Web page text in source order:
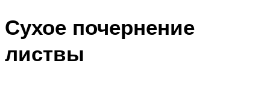
Сухое почернение
листвы